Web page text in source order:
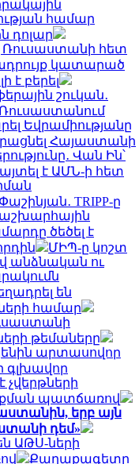
համար
դոլար
Ռուսաստանի հետ
կատարած
է բերել
շուկան․
Ռուսաստանում
Եվրամիությանը
Հայաստանի
Վան Ին՝
է ԱՄՆ-ի հետ
Փաշինյան․ TRIPP-ը
ծեծել է
ՄԻՊ-ը կոշտ
անձնական ու
են
համար
թեմաները
արտասովոր
գլխավոր
պատճառով
երբ այն
դեմ»
ԱԹՍ-ների
Քաղաքագետը